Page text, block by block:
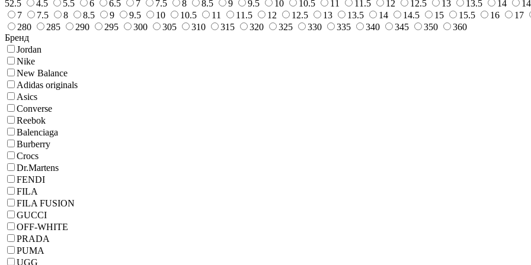
52.5
4.5 5.5 6 6.5 7 7.5 8 8.5 9 9.5 10 10.5 11 11.5 12 12.5 13 13.5 14
7
7.5 8 8.5 9 9.5 10 10.5 11 11.5 12 12.5 13 13.5 14 14.5 15 15.5 16 17
280
285 290 295 300 305 310 315 320 325 330 335 340 345 350
360
Бренд
Jordan
Nike
New Balance
Adidas originals
Asics
Converse
Reebok
Balenciaga
Burberry
Crocs
Dr.Martens
FENDI
FILA
FILA FUSION
GUCCI
OFF-WHITE
PRADA
PUMA
UGG